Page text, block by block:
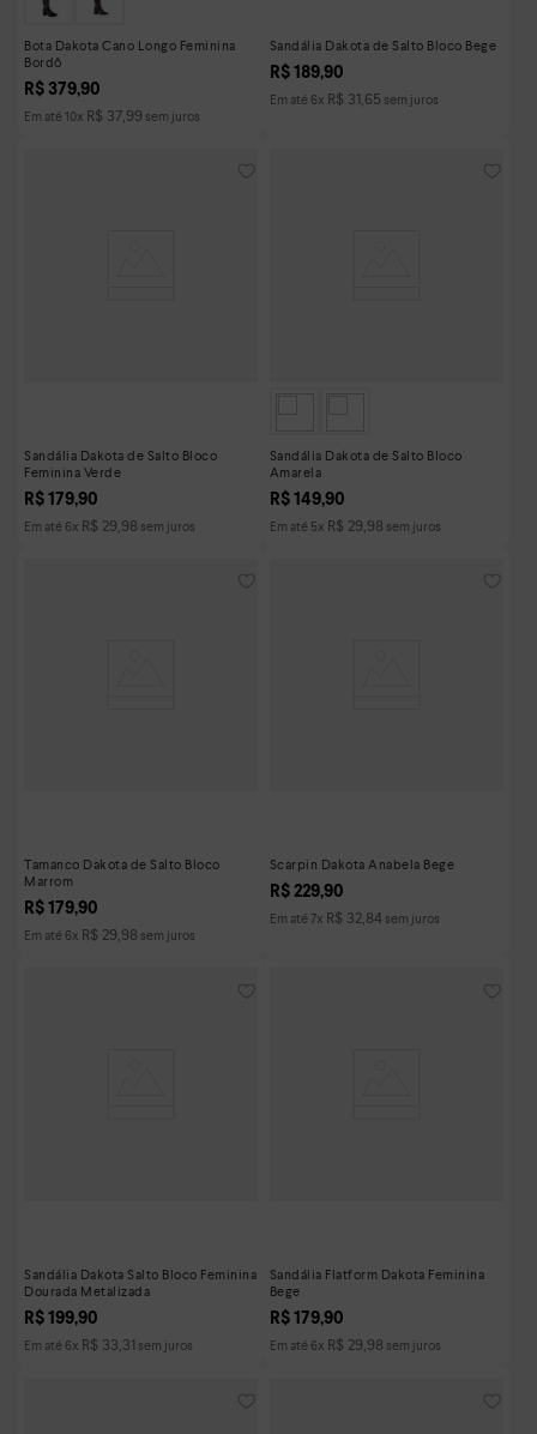
Bota Dakota Cano Longo Feminina
Bordô
R$ 379,90
Em até 10x R$ 37,99 sem juros
Sandália Dakota de Salto Bloco Bege
R$ 189,90
Em até 6x R$ 31,65 sem juros
Sandália Dakota de Salto Bloco
Feminina Verde
R$ 179,90
Em até 6x R$ 29,98 sem juros
Sandália Dakota de Salto Bloco
Amarela
R$ 149,90
Em até 5x R$ 29,98 sem juros
Tamanco Dakota de Salto Bloco
Marrom
R$ 179,90
Em até 6x R$ 29,98 sem juros
Scarpin Dakota Anabela Bege
R$ 229,90
Em até 7x R$ 32,84sem juros
Sandália Dakota Salto Bloco Feminina
Dourada Metalizada
R$ 199,90
Em até 6x R$ 33,31 sem juros
Sandália Flatform Dakota Feminina
Bege
R$ 179,90
Em até 6x R$ 29,98 sem juros